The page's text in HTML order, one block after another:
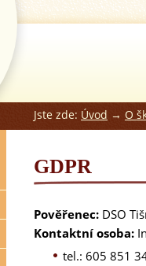
Jste zde: Úvod → O
GDPR
Pověřenec: DSO
Kontaktní osoba:
tel.: 605 851